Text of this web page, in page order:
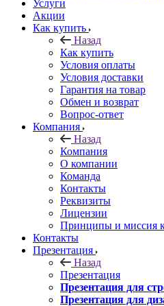
Услуги
Акции
Как купить
Назад
Как купить
Условия оплаты
Условия доставки
Гарантия на товар
Обмен и возврат
Вопрос-ответ
Компания
Назад
Компания
О компании
Команда
Контакты
Реквизиты
Лицензии
Принципы и миссия
Контакты
Презентация
Назад
Презентация
Презентация для
Презентация для